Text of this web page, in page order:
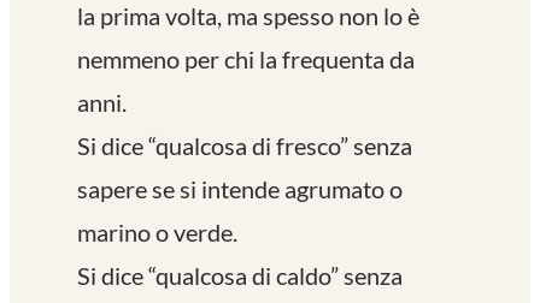
la prima volta, ma spesso non lo è
nemmeno per chi la frequenta da
anni.
Si dice “qualcosa di fresco” senza
sapere se si intende agrumato o
marino o verde.
Si dice “qualcosa di caldo” senza